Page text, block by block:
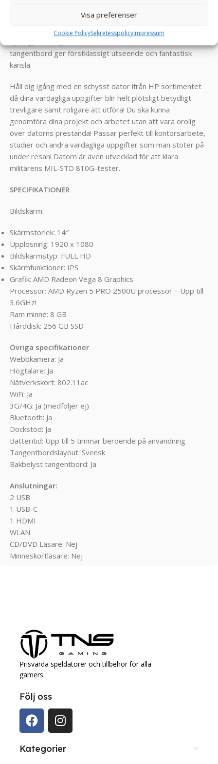
Visa preferenser
Cookie PolicySekretesspolicyImpressum
som utan att kompromissa på prestandan uppfyller alla
dagens behoven oavsett om du är på kontoret eller på
tangentbord ger förstklassigt utseende och fantastisk
känsla.
Håll dig igång med en schysst dator ifrån HP sortimentet
då dina vardagliga uppgifter blir helt plötsligt betydligt
trevligare samt roligare att utföra! Du ska kunna
genomföra dina projekt och arbetet utan att vara orolig
över datorns prestanda! Passar perfekt till kontorsarbete,
studier och andra vardagliga uppgifter som man stöter på
under resan! Datorn är även utvecklad för att klara
militärens MIL-STD 810G-tester.
SPECIFIKATIONER
Bildskärm:
Skärmstorlek: 14″
Upplösning: 1920 x 1080
Bildskärmstyp: FULL HD
Skärmfunktioner: IPS
Grafik: AMD Radeon Vega 8 Graphics
Processor: AMD Ryzen 5 PRO 2500U processor – Upp till
3.6GHz!
Ram minne: 8 GB
Hårddisk: 256 GB SSD
Övriga specifikationer
Webbkamera: Ja
Högtalare: Ja
Nätverkskort: 802.11ac
WiFi: Ja
3G/4G: Ja (medföljer ej)
Bluetooth: Ja
Dockstöd: Ja
Batteritid: Upp till 5 timmar beroende på användning
Tangentbordslayout: Svensk
Bakbelyst tangentbord: Ja
Anslutningar:
2 USB
1 USB-C
1 HDMI
WLAN
CD/DVD Läsare: Nej
Minneskortläsare: Nej
Prisvärda speldatorer och tillbehör för alla
gamers
Följ oss
Kategorier